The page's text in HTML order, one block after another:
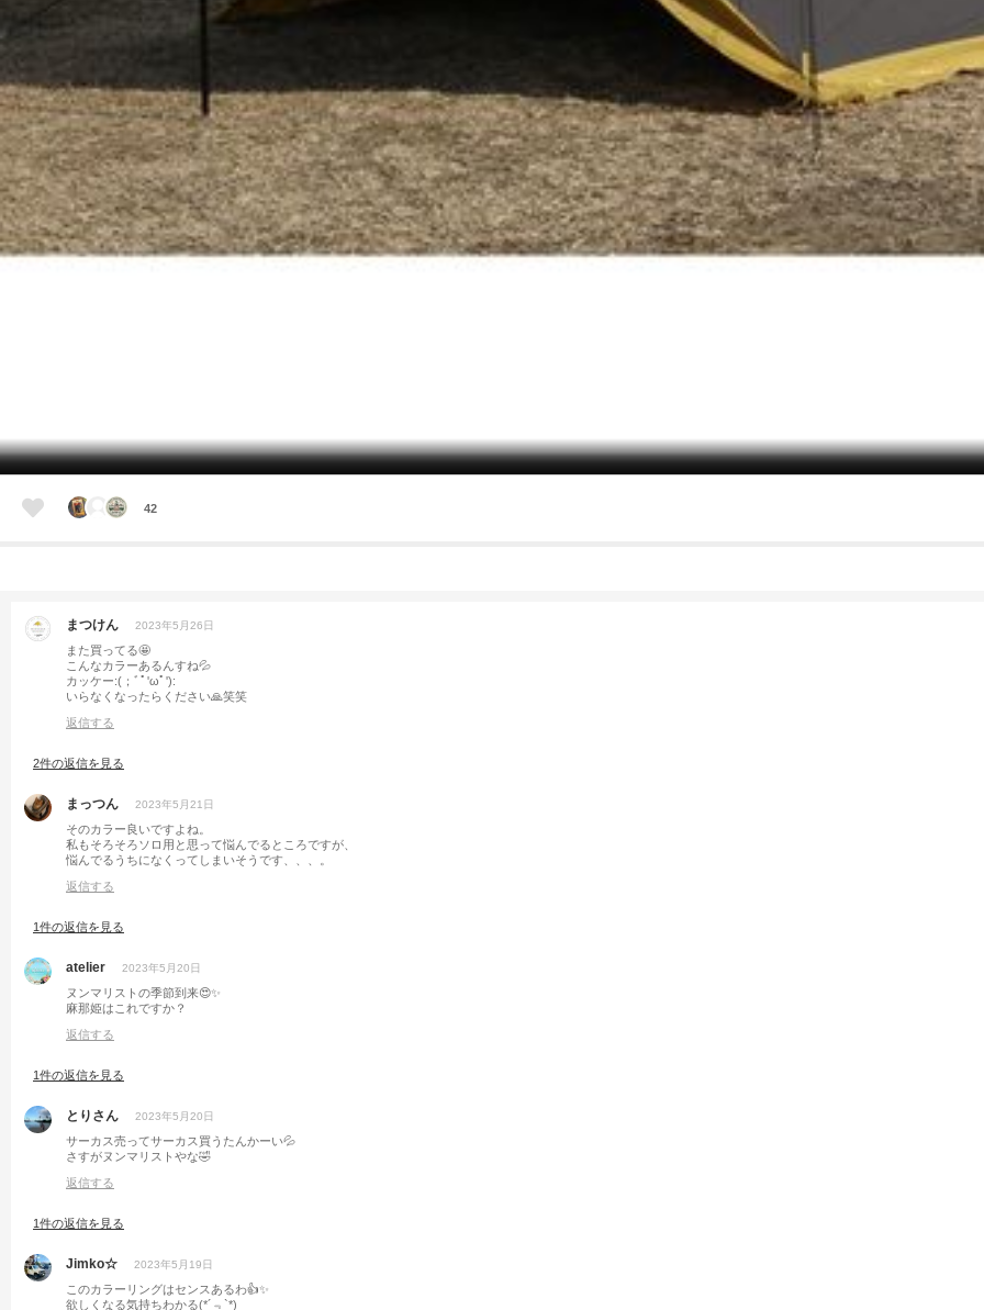
42
まつけん 2023年5月26日
また買ってる🤩
こんなカラーあるんすね💦
カッケー:(；ﾞﾟ'ωﾟ'):
いらなくなったらください🙏笑笑
返信する
2件の返信を見る
まっつん 2023年5月21日
そのカラー良いですよね。
私もそろそろソロ用と思って悩んでるところですが、
悩んでるうちになくってしまいそうです、、、。
返信する
1件の返信を見る
atelier 2023年5月20日
ヌンマリストの季節到来😍✨
麻那姫はこれですか？
返信する
1件の返信を見る
とりさん 2023年5月20日
サーカス売ってサーカス買うたんかーい💦
さすがヌンマリストやな🤣
返信する
1件の返信を見る
Jimko☆ 2023年5月19日
このカラーリングはセンスあるわ👍✨
欲しくなる気持ちわかる(*´﹃`*)